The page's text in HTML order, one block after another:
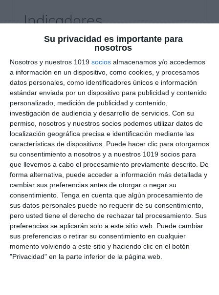
Su privacidad es importante para
nosotros
Nosotros y nuestros 1019 socios almacenamos y/o accedemos
a información en un dispositivo, como cookies, y procesamos
datos personales, como identificadores únicos e información
estándar enviada por un dispositivo para publicidad y contenido
personalizado, medición de publicidad y contenido,
investigación de audiencia y desarrollo de servicios. Con su
permiso, nosotros y nuestros socios podemos utilizar datos de
localización geográfica precisa e identificación mediante las
características de dispositivos. Puede hacer clic para otorgarnos
su consentimiento a nosotros y a nuestros 1019 socios para
que llevemos a cabo el procesamiento previamente descrito. De
forma alternativa, puede acceder a información más detallada y
cambiar sus preferencias antes de otorgar o negar su
consentimiento. Tenga en cuenta que algún procesamiento de
sus datos personales puede no requerir de su consentimiento,
pero usted tiene el derecho de rechazar tal procesamiento. Sus
preferencias se aplicarán solo a este sitio web. Puede cambiar
sus preferencias o retirar su consentimiento en cualquier
momento volviendo a este sitio y haciendo clic en el botón
"Privacidad" en la parte inferior de la página web.
Indicadores
Competenciales
LOMLOE de Biología
para 2º de Bachillerato
3 octubre 2025 // by Miguel Olivares
//Dejar un comentario
Este recurso está diseñado para la asignatura de
Biología en 2º de Bachillerato (modalidad de
Ciencias y Tecnología). Se presenta como un
checklist de indicadores competenciales, que
permite realizar una evaluación inicial y, además,
sirve como instrumento de seguimiento durante
todo el curso. Está elaborado conforme a la
LOMLOE y al Real Decreto 243/2022, que …
Categoría:1º BACH,2º BACH Biología
Etiqueta:2º Bachillerato,Autoevaluación, biodiversidad,
biología, biotecnología,checklist ,ciencias, ecología